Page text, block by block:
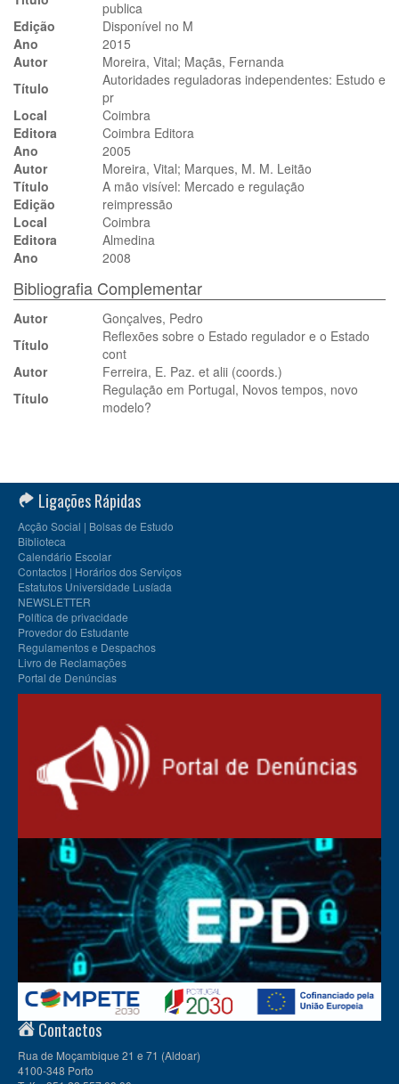
publica
Edição
Disponível no M
Ano
2015
Autor
Moreira, Vital; Maçãs, Fernanda
Título
Autoridades reguladoras independentes: Estudo e
pr
Local
Coimbra
Editora
Coimbra Editora
Ano
2005
Autor
Moreira, Vital; Marques, M. M. Leitão
Título
A mão visível: Mercado e regulação
Edição
reimpressão
Local
Coimbra
Editora
Almedina
Ano
2008
Bibliografia Complementar
Autor
Gonçalves, Pedro
Título
Reflexões sobre o Estado regulador e o Estado
cont
Autor
Ferreira, E. Paz. et alii (coords.)
Título
Regulação em Portugal, Novos tempos, novo
modelo?
Ligações Rápidas
Acção Social | Bolsas de Estudo
Biblioteca
Calendário Escolar
Contactos | Horários dos Serviços
Estatutos Universidade Lusíada
NEWSLETTER
Política de privacidade
Provedor do Estudante
Regulamentos e Despachos
Livro de Reclamações
Portal de Denúncias
Contactos
Rua de Moçambique 21 e 71 (Aldoar)
4100-348 Porto